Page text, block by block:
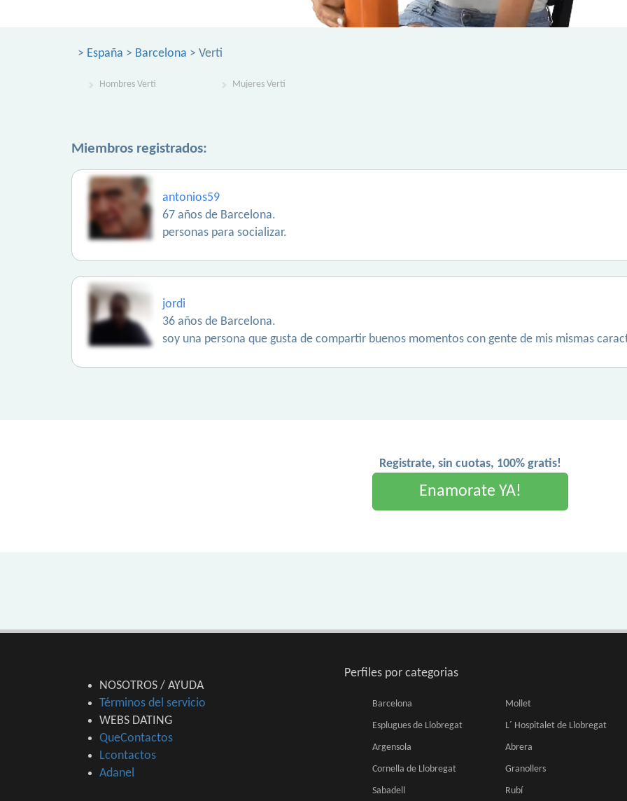
> España > Barcelona > Verti
Hombres Verti Mujeres Verti
Miembros registrados:
antonios59
67 años de Barcelona.
personas para socializar.
jordi
36 años de Barcelona.
soy una persona que gusta de compartir buenos momentos con gente de mis mismas
Registrate, sin cuotas, 100% gratis!
Enamorate YA!
NOSOTROS / AYUDA
Términos del servicio
WEBS DATING
QueContactos
Lcontactos
Adanel
Perfiles por categorias
Barcelona Mollet
Esplugues de Llobregat L´ Hospitalet de Llobregat
Argensola Abrera
Cornella de Llobregat Granollers
Sabadell Rubí